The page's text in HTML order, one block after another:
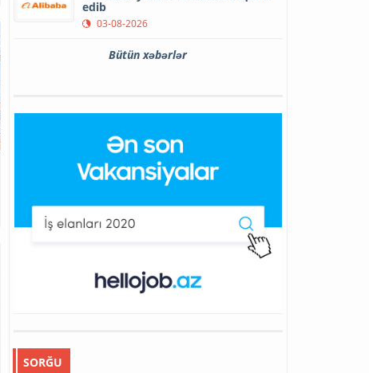
edib
03-08-2026
Bütün xəbərlər
SORĞU